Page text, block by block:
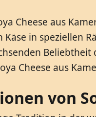
Cheese aus
in speziellen
Cheese aus
von